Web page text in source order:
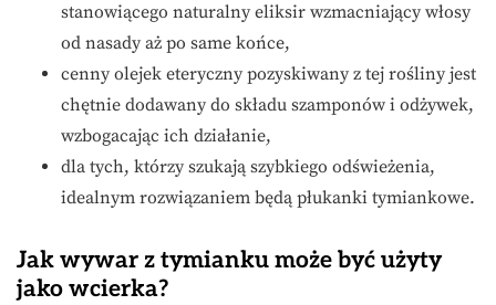
stanowiącego naturalny eliksir wzmacniający włosy
od nasady aż po same końce,
cenny olejek eteryczny pozyskiwany z tej rośliny jest
chętnie dodawany do składu szamponów i odżywek,
wzbogacając ich działanie,
dla tych, którzy szukają szybkiego odświeżenia,
idealnym rozwiązaniem będą płukanki tymiankowe.
Jak wywar z tymianku może być użyty
jako wcierka?